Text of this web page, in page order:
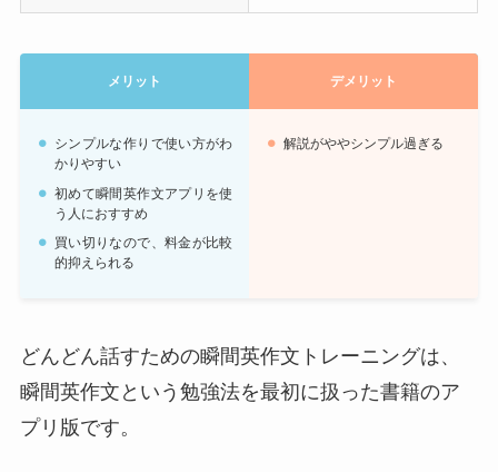
メリット デメリット
シンプルな作りで使い方がわ
かりやすい
初めて瞬間英作文アプリを使
う人におすすめ
買い切りなので、料金が比較
的抑えられる
解説がややシンプル過ぎる
どんどん話すための瞬間英作文トレーニングは、
瞬間英作文という勉強法を最初に扱った書籍のア
プリ版です。